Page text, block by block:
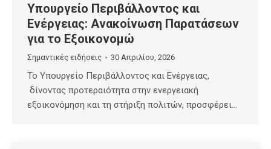
Υπουργείο Περιβάλλοντος και
Ενέργειας: Ανακοίνωση Παρατάσεων
για το Εξοικονομώ
Σημαντικές ειδήσεις 30 Απριλίου, 2026
Το Υπουργείο Περιβάλλοντος και Ενέργειας,
δίνοντας προτεραιότητα στην ενεργειακή
εξοικονόμηση και τη στήριξη πολιτών, προσφέρει…